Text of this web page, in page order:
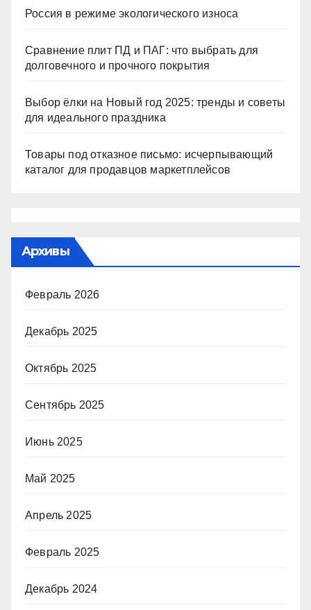
Россия в режиме экологического износа
Сравнение плит ПД и ПАГ: что выбрать для
долговечного и прочного покрытия
Выбор ёлки на Новый год 2025: тренды и советы
для идеального праздника
Товары под отказное письмо: исчерпывающий
каталог для продавцов маркетплейсов
Архивы
Февраль 2026
Декабрь 2025
Октябрь 2025
Сентябрь 2025
Июнь 2025
Май 2025
Апрель 2025
Февраль 2025
Декабрь 2024